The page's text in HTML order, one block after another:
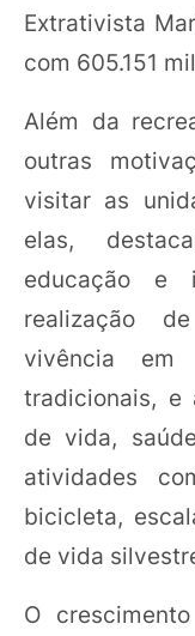
Extrativista
com 605.151
Além da
outras
visitar as
elas,
educação e
realização
vivência em
tradicionais, e
de vida,
atividades
bicicleta,
de vida
O